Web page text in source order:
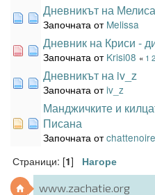
Дневникът на Мелиса
Започната от Melissa
Дневник на Криси -
Започната от Krisi08 « 1 2
Дневникът на iv_z
Започната отiv_z
Манджичките и
Писана
Започната от
Страници: [1] Нагоре
www.zachatie.org